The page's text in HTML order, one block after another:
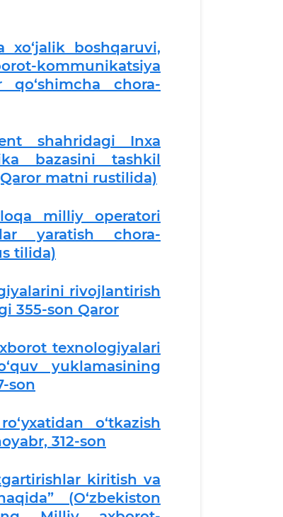
xo‘jalik boshqaruvi,
kommunikatsiya
chora-
shahridagi Inxa
bazasini tashkil
matni rustilida)
milliy operatori
yaratish chora-
tilida)
rivojlantirish
355-son Qaror
texnologiyalari
yuklamasining
son
o‘tkazish
312-son
kiritish va
(O‘zbekiston